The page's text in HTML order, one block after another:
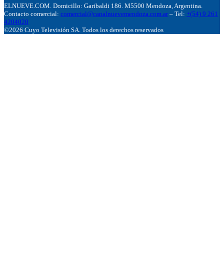
ELNUEVE.COM. Domicillo: Garibaldi 186. M5500 Mendoza, Argentina.
Contacto comercial: comercial@canalnuevemendoza.com.ar – Tel: +(54) 9 261
4204020
©2026 Cuyo Televisión SA. Todos los derechos reservados